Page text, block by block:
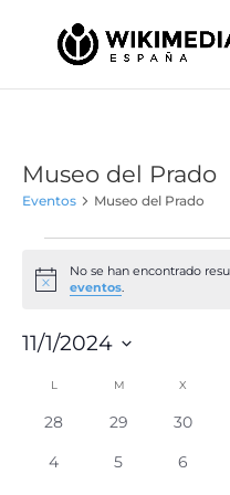
Museo del Prado
Eventos Museo del Prado
Aviso
No se han encontrado
eventos.
11/1/2024
fecha.
Calendario
de
Eventos
LLUNES M X
0
28
0
29
0
30
0
4
0
5
0
6